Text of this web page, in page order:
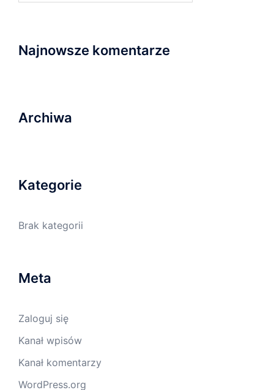
Najnowsze komentarze
Archiwa
Kategorie
Brak kategorii
Meta
Zaloguj się
Kanał wpisów
Kanał komentarzy
WordPress.org